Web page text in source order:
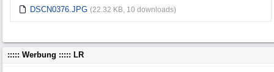
DSCN0376.JPG (22.32 KB, 10 downloads)
::::: Werbung ::::: LR